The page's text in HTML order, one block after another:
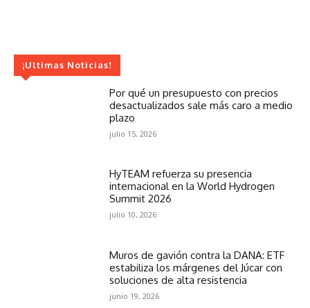
¡Ultimas Noticias!
Por qué un presupuesto con precios
desactualizados sale más caro a medio
plazo
julio 15, 2026
HyTEAM refuerza su presencia
internacional en la World Hydrogen
Summit 2026
julio 10, 2026
Muros de gavión contra la DANA: ETF
estabiliza los márgenes del Júcar con
soluciones de alta resistencia
junio 19, 2026